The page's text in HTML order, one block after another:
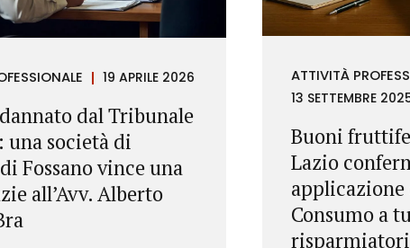
19 APRILE 2026
dal Tribunale
una società di
Fossano vince una
all’Avv. Alberto
ATTIVITÀ
13 SETTEMBRE
Buoni
Lazio
applicazione
Consumo a